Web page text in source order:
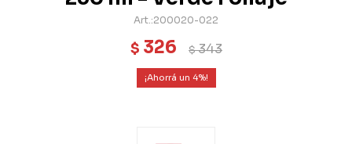
200020-022
$ 326 $343
4